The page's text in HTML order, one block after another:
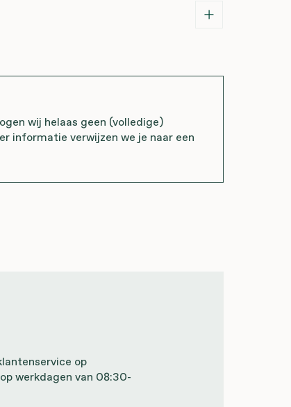
wij helaas geen (volledige)
informatie verwijzen we je naar een
op
werkdagen van 08:30-